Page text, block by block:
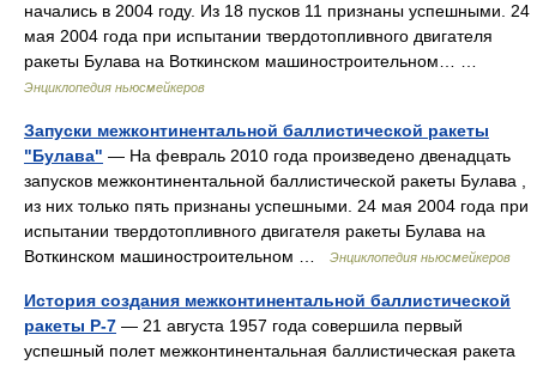
начались в 2004 году. Из 18 пусков 11 признаны успешными. 24
мая 2004 года при испытании твердотопливного двигателя
ракеты Булава на Воткинском машиностроительном… …
Энциклопедия ньюсмейкеров
Запуски межконтинентальной баллистической ракеты
"Булава" — На февраль 2010 года произведено двенадцать
запусков межконтинентальной баллистической ракеты Булава ,
из них только пять признаны успешными. 24 мая 2004 года при
испытании твердотопливного двигателя ракеты Булава на
Воткинском машиностроительном …
Энциклопедия ньюсмейкеров
История создания межконтинентальной баллистической
ракеты Р-7 — 21 августа 1957 года совершила первый
успешный полет межконтинентальная баллистическая ракета